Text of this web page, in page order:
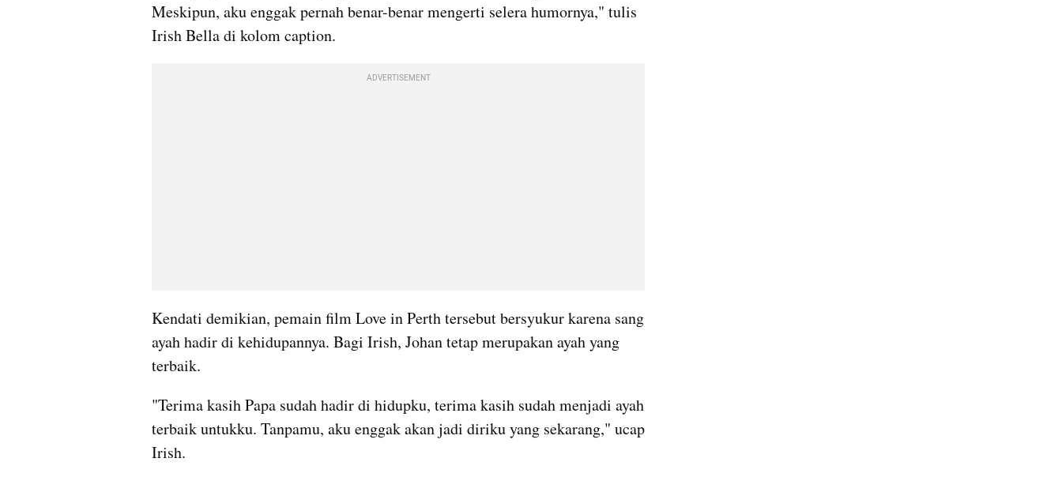
Meskipun, aku enggak pernah benar-benar mengerti selera humornya," tulis
Irish Bella di kolom caption.
ADVERTISEMENT
Kendati demikian, pemain film Love in Perth tersebut bersyukur karena sang
ayah hadir di kehidupannya. Bagi Irish, Johan tetap merupakan ayah yang
terbaik.
"Terima kasih Papa sudah hadir di hidupku, terima kasih sudah menjadi ayah
terbaik untukku. Tanpamu, aku enggak akan jadi diriku yang sekarang," ucap
Irish.